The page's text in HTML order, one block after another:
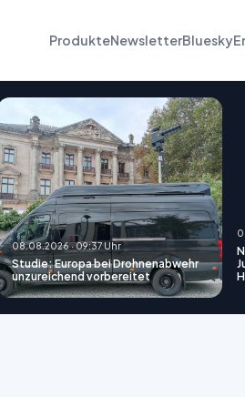
ProdukteNewsletterBluesky
08.08.2026 · 09:37 Uhr
Studie: Europa bei Drohnenabwehr
unzureichend vorbereitet